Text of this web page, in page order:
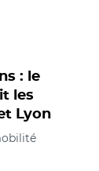
: le
les
Lyon